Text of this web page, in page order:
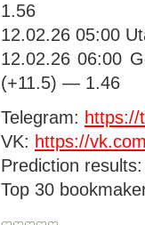
1.56
12.02.26 05:00
12.02.26 06:00
(+11.5) — 1.46
Telegram: https://
VK: https://
Prediction
Top 30